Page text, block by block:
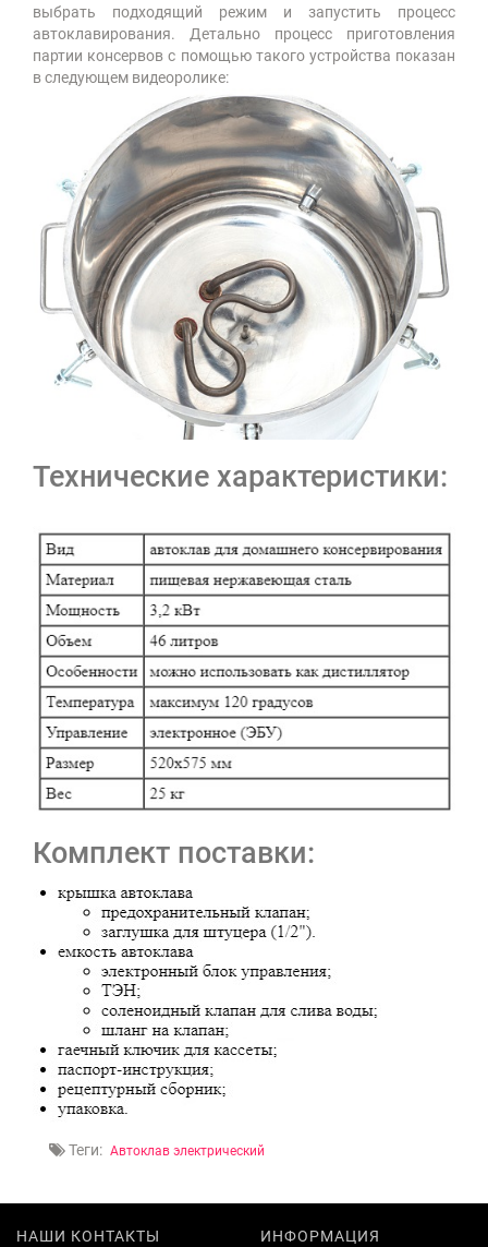
выбрать подходящий режим и запустить процесс
автоклавирования. Детально процесс приготовления
партии консервов с помощью такого устройства показан
в следующем видеоролике:
Технические характеристики:
Комплект поставки:
Теги: Автоклав электрический
НАШИ КОНТАКТЫ
ИНФОРМАЦИЯ